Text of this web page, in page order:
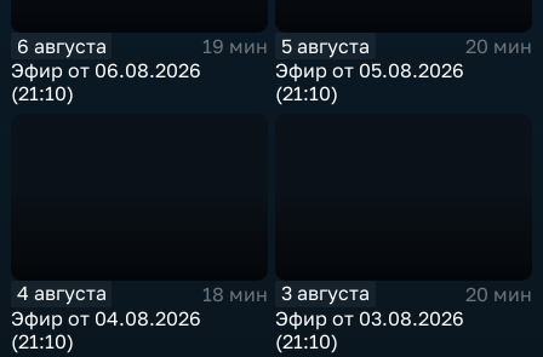
6 августа
19 мин
Эфир от 06.08.2026
(21:10)
5 августа
20 мин
Эфир от 05.08.2026
(21:10)
4 августа
18 мин
Эфир от 04.08.2026
(21:10)
3 августа
20 мин
Эфир от 03.08.2026
(21:10)